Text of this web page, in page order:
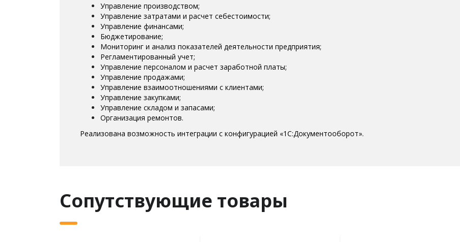
Управление производством;
Управление затратами и расчет себестоимости;
Управление финансами;
Бюджетирование;
Мониторинг и анализ показателей деятельности предприятия;
Регламентированный учет;
Управление персоналом и расчет заработной платы;
Управление продажами;
Управление взаимоотношениями с клиентами;
Управление закупками;
Управление складом и запасами;
Организация ремонтов.
Реализована возможность интеграции с конфигурацией «1С:Документооборот».
Сопутствующие товары